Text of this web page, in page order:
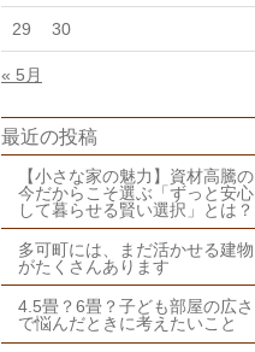
29 30
« 5月
最近の投稿
【小さな家の魅力】資材高騰の
今だからこそ選ぶ「ずっと安心
して暮らせる賢い選択」とは？
多可町には、まだ活かせる建物
がたくさんあります
4.5畳？6畳？子ども部屋の広さ
で悩んだときに考えたいこと